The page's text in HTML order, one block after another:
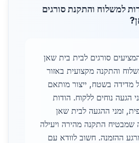
למשלוח והתקנת סורגים
סורגים לבית בית שאן
והתקנה מקצועית באזור
מדידה בשטח, ייצור מותאם
הגעה נוחים ללקוח. הודות
זמני ההגעה לבית שאן
שמבטיח התקנה מהירה ויעילה
ההזמנה. חשוב לוודא עם